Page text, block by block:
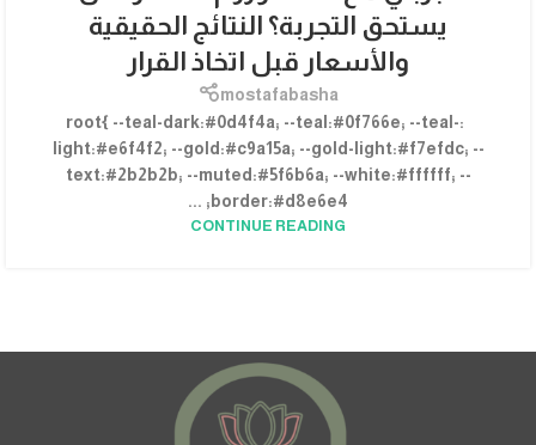
يستحق التجربة؟ النتائج الحقيقية
والأسعار قبل اتخاذ القرار
mostafabasha
:root{ --teal-dark:#0d4f4a; --teal:#0f766e; --teal-
light:#e6f4f2; --gold:#c9a15a; --gold-light:#f7efdc; --
text:#2b2b2b; --muted:#5f6b6a; --white:#ffffff; --
border:#d8e6e4; ...
CONTINUE READING